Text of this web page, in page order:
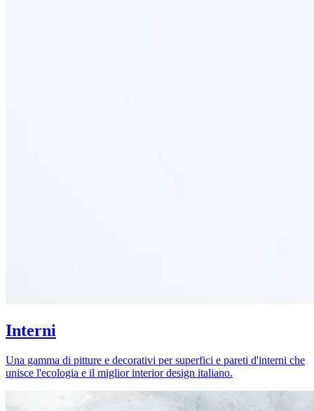
Interni
Una gamma di pitture e decorativi per superfici e pareti d'interni che
unisce l'ecologia e il miglior interior design italiano.